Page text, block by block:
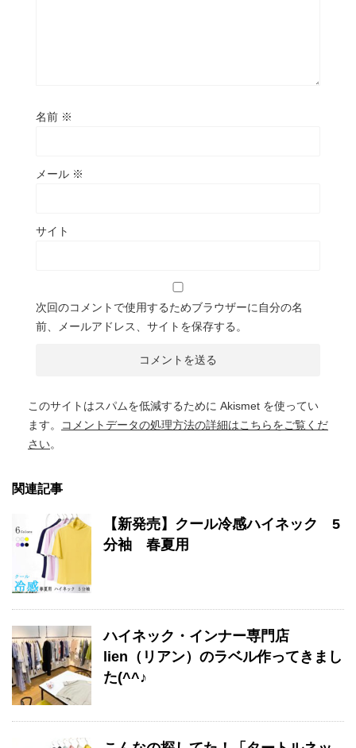
名前 ※
メール ※
サイト
次回のコメントで使用するためブラウザーに自分の名
前、メールアドレス、サイトを保存する。
このサイトはスパムを低減するために Akismet を使ってい
ます。
コメントデータの処理方法の詳細はこちらをご覧くだ
さい。
関連記事
【新発売】クール冷感ハイネック 5
分袖 春夏用
ハイネック・インナー専門店
lien（リアン）のラベル作ってきまし
た(^^♪